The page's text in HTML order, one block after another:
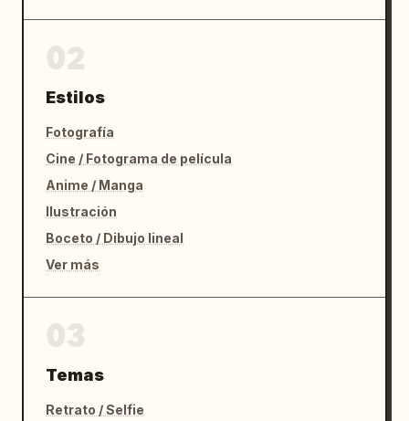
Estilos
Fotografía
Cine / Fotograma de película
Anime / Manga
Ilustración
Boceto / Dibujo lineal
Ver más
Temas
Retrato / Selfie